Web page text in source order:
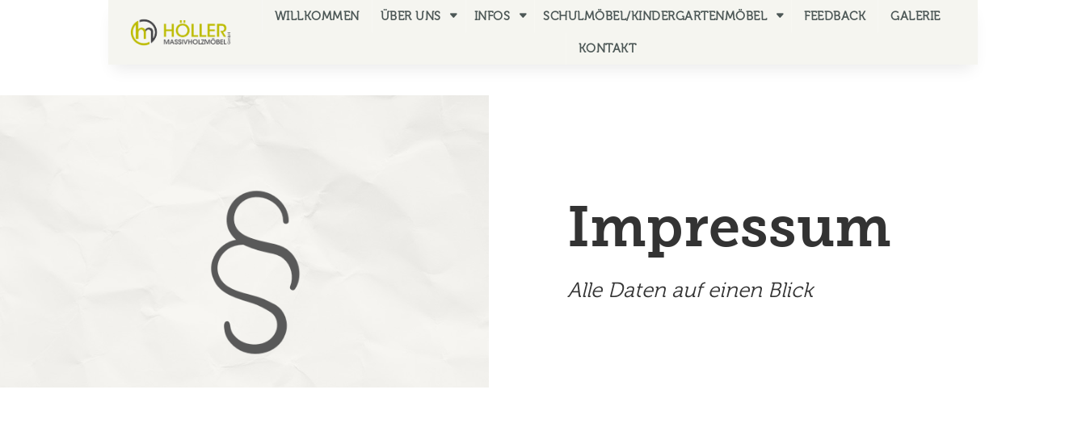
WILLKOMMEN ÜBER UNS INFOS SCHULMÖBEL/KINDERGARTENMÖBEL FEEDBACK GALERIE
KONTAKT
Impressum
Alle Daten auf einen Blick